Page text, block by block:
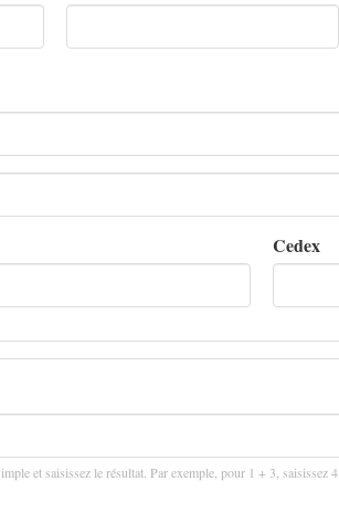
Cedex
et saisissez le résultat. Par exemple, pour 1 + 3, saisissez 4.